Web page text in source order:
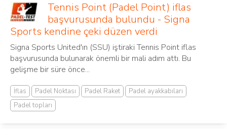
Tennis Point (Padel Point) iflas
başvurusunda bulundu - Signa
Sports kendine çeki düzen verdi
Signa Sports United'ın (SSU) iştiraki Tennis Point iflas
başvurusunda bulunarak önemli bir mali adım attı. Bu
gelişme bir süre önce...
İflas Padel Noktası Padel Raket
Padel ayakkabıları
Padel topları